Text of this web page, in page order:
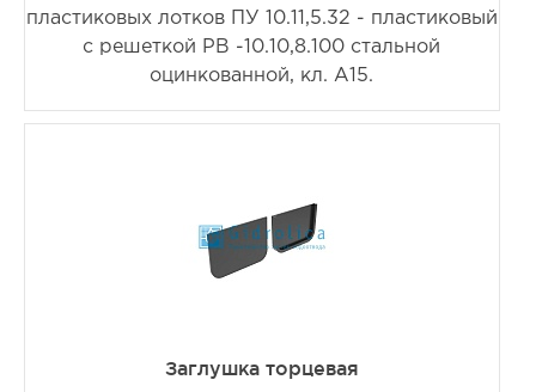
пластиковых лотков ПУ 10.11,5.32 - пластиковый
с решеткой РВ -10.10,8.100 стальной
оцинкованной, кл. A15.
Заглушка торцевая